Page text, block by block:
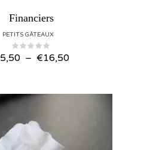
Financiers
PETITS GÂTEAUX
5,50 – €16,50Plage de prix : €5,50 à €16,50